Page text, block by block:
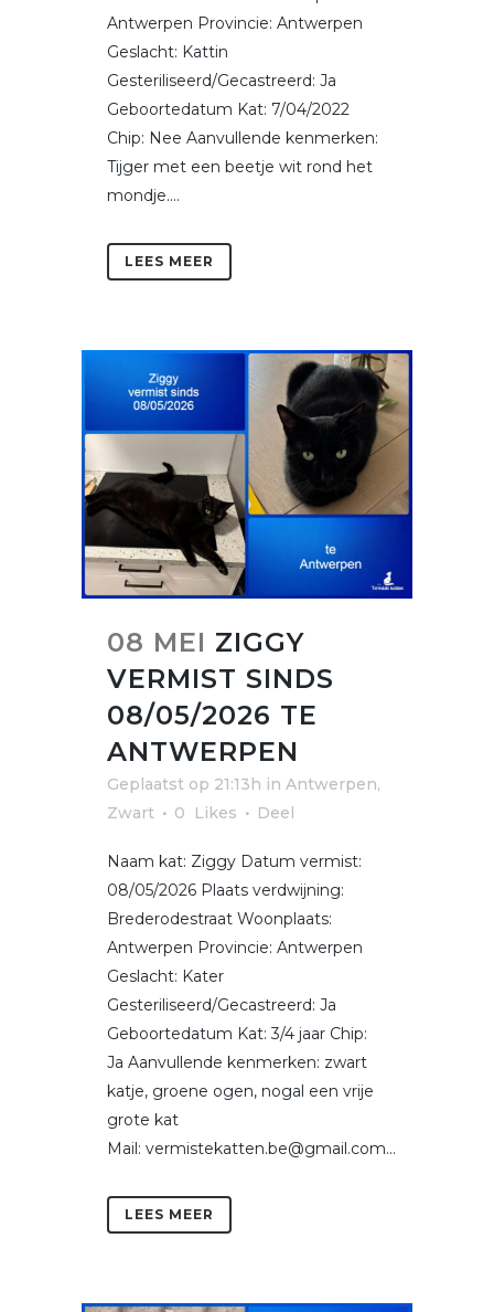
Antwerpen Provincie: Antwerpen
Geslacht: Kattin
Gesteriliseerd/Gecastreerd: Ja
Geboortedatum Kat: 7/04/2022
Chip: Nee Aanvullende kenmerken:
Tijger met een beetje wit rond het
mondje....
LEES MEER
08 MEI ZIGGY
VERMIST SINDS
08/05/2026 TE
ANTWERPEN
Geplaatst op 21:13h in Antwerpen,
Zwart
0 Likes Deel
Naam kat: Ziggy Datum vermist:
08/05/2026 Plaats verdwijning:
Brederodestraat Woonplaats:
Antwerpen Provincie: Antwerpen
Geslacht: Kater
Gesteriliseerd/Gecastreerd: Ja
Geboortedatum Kat: 3/4 jaar Chip:
Ja Aanvullende kenmerken: zwart
katje, groene ogen, nogal een vrije
grote kat
Mail: vermistekatten.be@gmail.com...
LEES MEER